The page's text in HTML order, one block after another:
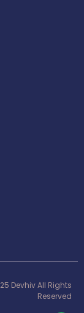
Devhiv All Rights
Reserved